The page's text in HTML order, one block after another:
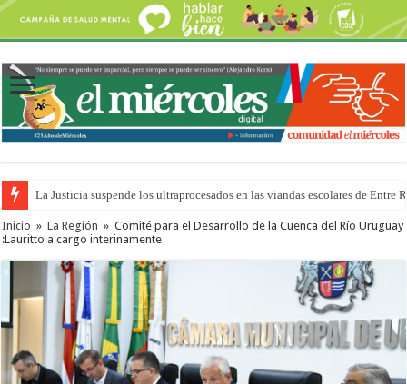
La Justicia suspende los ultraprocesados en las viandas escolares de Entre
Inicio » La Región » Comité para el Desarrollo de la Cuenca del Río Uruguay
:Lauritto a cargo interinamente